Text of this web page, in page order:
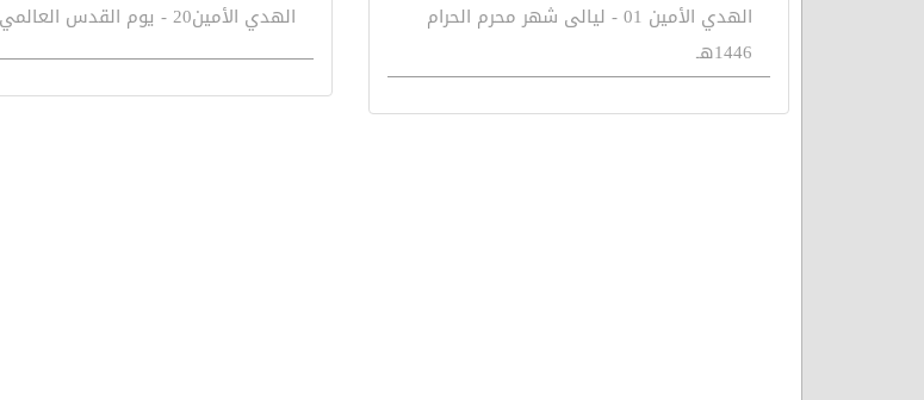
الهدي الأمين 01 - ليالى شهر محرم الحرام
1446هـ
الهدي الأمين20 - يوم القدس العالمي 2017